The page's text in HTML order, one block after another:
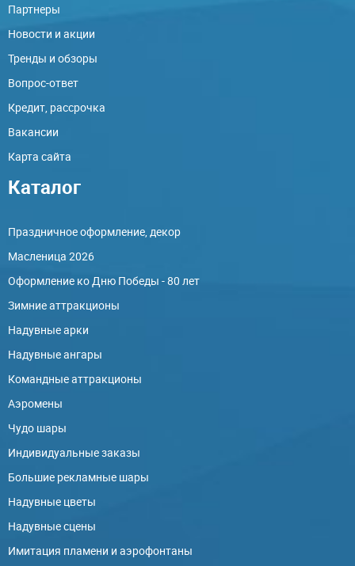
Партнеры
Новости и акции
Тренды и обзоры
Вопрос-ответ
Кредит, рассрочка
Вакансии
Карта сайта
Каталог
Праздничное оформление, декор
Масленица 2026
Оформление ко Дню Победы - 80 лет
Зимние аттракционы
Надувные арки
Надувные ангары
Командные аттракционы
Аэромены
Чудо шары
Индивидуальные заказы
Большие рекламные шары
Надувные цветы
Надувные сцены
Имитация пламени и аэрофонтаны